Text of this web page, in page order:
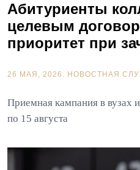
Абитуриенты
целевым
приоритет при
26 МАЯ, 2026. НОВОСТНАЯ
Приемная кампания в вузах
по 15 августа